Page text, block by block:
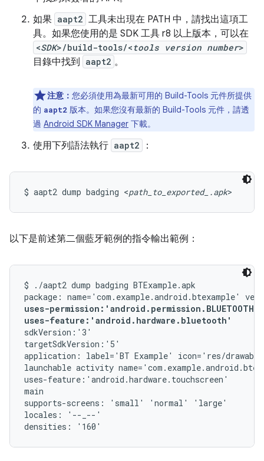
如果 aapt2 工具未出現在 PATH 中，請找出這項工
具。如果您使用的是 SDK 工具 r8 以上版本，可以在
<SDK>/build-tools/<tools version number>
目錄中找到 aapt2 。
注意： 您必須使用為最新可用的 Build-Tools 元件所提供
的 aapt2 版本。如果您沒有最新的 Build-Tools 元件，請透
過 Android SDK Manager 下載。
使用下列語法執行 aapt2 ：
$ aapt2 dump badging <path_to_exported_.apk>
以下是前述第二個藍牙範例的指令輸出範例：
$ ./aapt2 dump badging BTExample.apk
uses-
uses-feature:'android.hardware.bluetooth'
sdkVersion:'3'
targetSdkVersion:'5'
application: label='BT Example' icon='res/
launchable activity
uses-feature:'android.hardware.touchscreen'
main
supports-screens: 'small' 'normal' 'large'
locales: '--_--'